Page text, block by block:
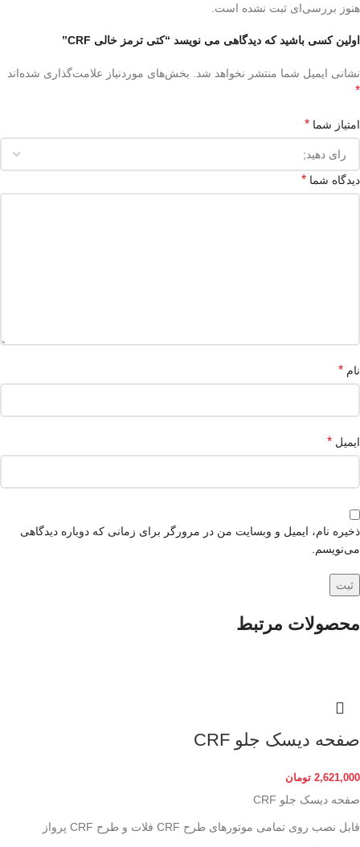
هنوز بررسی‌ای ثبت نشده است.
اولین کسی باشید که دیدگاهی می نویسد “کتی ترمز خالی CRF”
نشانی ایمیل شما منتشر نخواهد شد. بخش‌های موردنیاز علامت‌گذاری شده‌اند
*
امتیاز شما *
دیدگاه شما *
نام *
ایمیل *
ذخیره نام، ایمیل و وبسایت من در مرورگر برای زمانی که دوباره دیدگاهی
می‌نویسم.
محصولات مرتبط
صفحه دیسک جلو CRF
2,621,000 تومان
صفحه دیسک جلو CRF
قابل نصب روی تمامی موتورهای طرح CRF فلات و طرح CRF پرواز